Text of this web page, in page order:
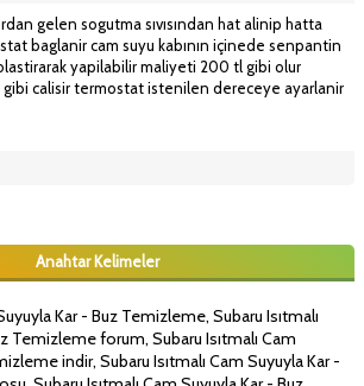
gelen sogutma sıvısından hat alinip hatta
baglanir cam suyu kabının içinede senpantin
yapilabilir maliyeti 200 tl gibi olur
calisir termostat istenilen dereceye ayarlanir
Anahtar Kelimeler
Kar - Buz Temizleme, Subaru Isıtmalı
Temizleme forum, Subaru Isıtmalı Cam
indir, Subaru Isıtmalı Cam Suyuyla Kar -